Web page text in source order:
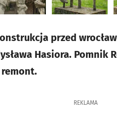
przed
Hasiora. Pomnik
REKLAMA